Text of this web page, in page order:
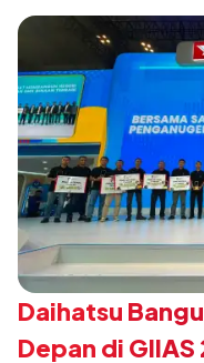
Daihatsu
Depan di GIIAS